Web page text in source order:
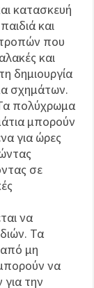
κατασκευή
και
που
και
δημιουργία
σχημάτων.
πολύχρωμα
μπορούν
για ώρες
σε
να
Τα
μη
να
για την